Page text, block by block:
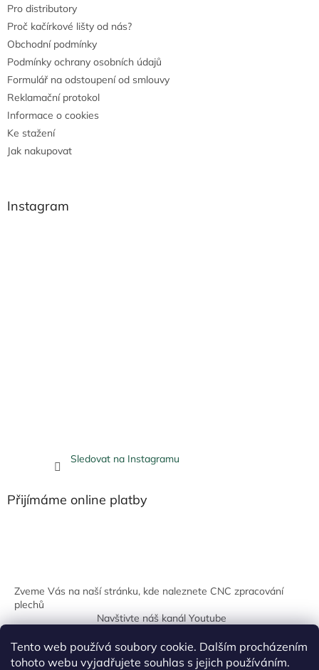
Tento web používá soubory cookie. Dalším procházením
tohoto webu vyjadřujete souhlas s jejich používáním.
Pro distributory
Proč kačírkové lišty od nás?
Obchodní podmínky
Podmínky ochrany osobních údajů
Formulář na odstoupení od smlouvy
Reklamační protokol
Informace o cookies
Ke stažení
Jak nakupovat
Instagram
Sledovat na Instagramu
Přijímáme online platby
Zveme Vás na naší stránku, kde naleznete CNC zpracování
plechů
Navštivte náš kanál Youtube